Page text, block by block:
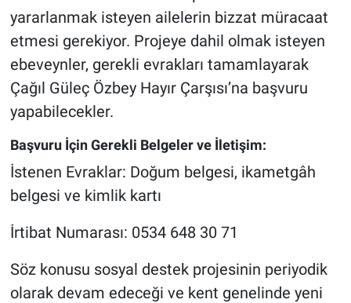
yararlanmak isteyen ailelerin bizzat müracaat
etmesi gerekiyor. Projeye dahil olmak isteyen
ebeveynler, gerekli evrakları tamamlayarak
Çağıl Güleç Özbey Hayır Çarşısı’na başvuru
yapabilecekler.
Başvuru İçin Gerekli Belgeler ve İletişim:
İstenen Evraklar: Doğum belgesi, ikametgâh
belgesi ve kimlik kartı
İrtibat Numarası: 0534 648 30 71
Söz konusu sosyal destek projesinin periyodik
olarak devam edeceği ve kent genelinde yeni